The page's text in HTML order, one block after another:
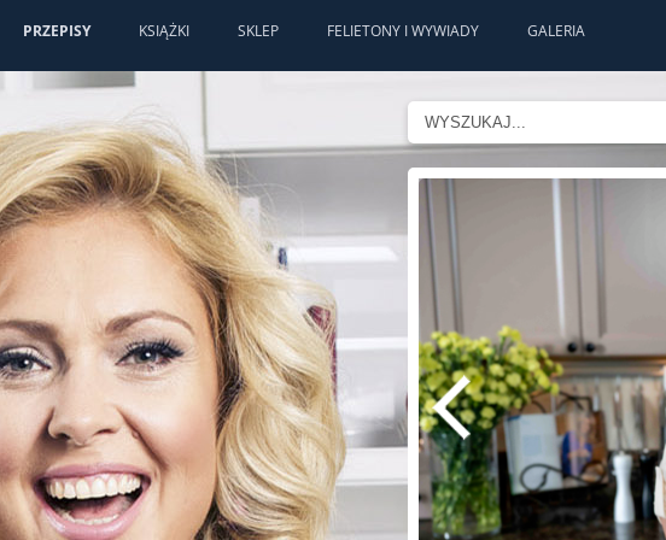
PRZEPISY KSIĄŻKI SKLEP FELIETONY I WYWIADY GALERIA